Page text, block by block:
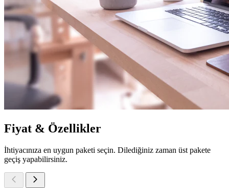
Fiyat & Özellikler
İhtiyacınıza en uygun paketi seçin. Dilediğiniz zaman üst pakete
geçiş yapabilirsiniz.